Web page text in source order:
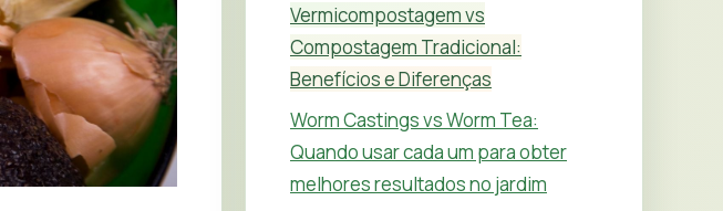
Vermicompostagem vs
Compostagem Tradicional:
Benefícios e Diferenças
Worm Castings vs Worm Tea:
Quando usar cada um para obter
melhores resultados no jardim